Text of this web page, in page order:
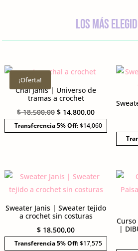
los más
¡Oferta!
Chal Janis | Universo de
tramas a crochet
$18.500,00 El
precio
$ 14.800,00El
precio
Transferencia 5% Off:$14,060
Sweater Janis | Sweater tejido
a crochet sin costuras
$ 18.500,00
Transferencia 5% Off:$17,575
|